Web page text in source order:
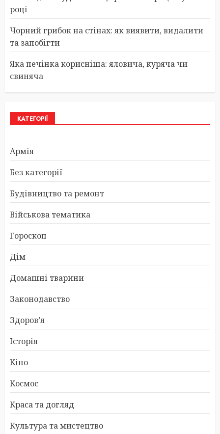
році
Чорний грибок на стінах: як виявити, видалити
та запобігти
Яка печінка корисніша: яловича, куряча чи
свиняча
КАТЕГОРІЇ
Армія
Без категорії
Будівництво та ремонт
Військова тематика
Гороскоп
Дім
Домашні тварини
Законодавство
Здоров’я
Історія
Кіно
Космос
Краса та догляд
Культура та мистецтво